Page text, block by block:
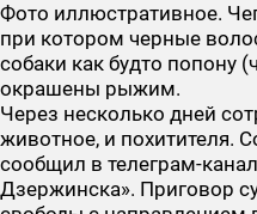
Фото иллюстративное.
при котором черные
собаки как будто попону
окрашены рыжим.
Через несколько дней
животное, и похитителя.
сообщил в телеграм-
Дзержинска». Приговор